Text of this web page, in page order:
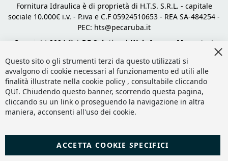
Fornitura Idraulica è di proprietà di H.T.S. S.R.L. - capitale
sociale 10.000€ i.v. - P.iva e C.F 05924510653 - REA SA-484254 -
PEC: hts@pecaruba.it
Copyright 2024 © | DF Solution | Web Agency Magento
|
Questo sito o gli strumenti terzi da questo utilizzati si
avvalgono di cookie necessari al funzionamento ed utili alle
finalità illustrate nella cookie policy , consultabile cliccando
QUI. Chiudendo questo banner, scorrendo questa pagina,
cliccando su un link o proseguendo la navigazione in altra
maniera, acconsenti all'uso dei cookie.
ACCETTA COOKIE SPECIFICI